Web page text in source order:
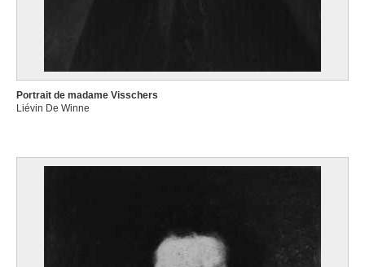
Portrait de madame Visschers
Liévin De Winne